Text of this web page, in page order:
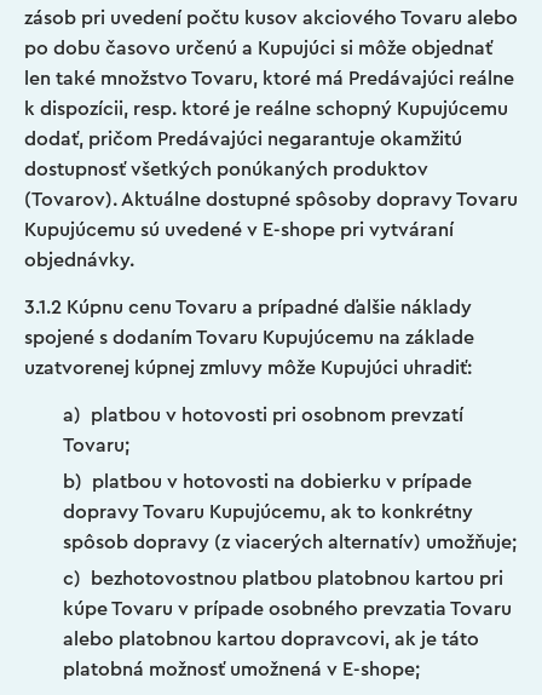
zásob pri uvedení počtu kusov akciového Tovaru alebo
po dobu časovo určenú a Kupujúci si môže objednať
len také množstvo Tovaru, ktoré má Predávajúci reálne
k dispozícii, resp. ktoré je reálne schopný Kupujúcemu
dodať, pričom Predávajúci negarantuje okamžitú
dostupnosť všetkých ponúkaných produktov
(Tovarov). Aktuálne dostupné spôsoby dopravy Tovaru
Kupujúcemu sú uvedené v E-shope pri vytváraní
objednávky.
3.1.2 Kúpnu cenu Tovaru a prípadné ďalšie náklady
spojené s dodaním Tovaru Kupujúcemu na základe
uzatvorenej kúpnej zmluvy môže Kupujúci uhradiť:
a) platbou v hotovosti pri osobnom prevzatí
Tovaru;
b) platbou v hotovosti na dobierku v prípade
dopravy Tovaru Kupujúcemu, ak to konkrétny
spôsob dopravy (z viacerých alternatív) umožňuje;
c) bezhotovostnou platbou platobnou kartou pri
kúpe Tovaru v prípade osobného prevzatia Tovaru
alebo platobnou kartou dopravcovi, ak je táto
platobná možnosť umožnená v E-shope;